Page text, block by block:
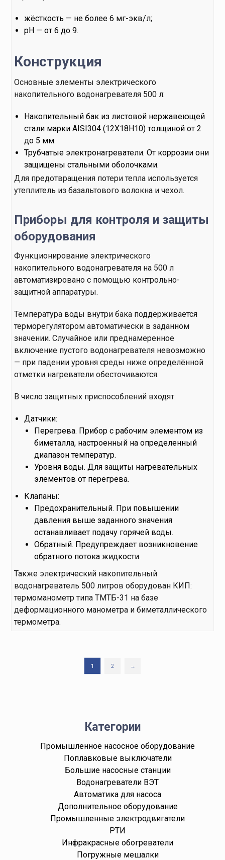
жёсткость — не более 6 мг-экв/л;
pH — от 6 до 9.
Конструкция
Основные элементы электрического
накопительного водонагревателя 500 л:
Накопительный бак из листовой нержавеющей
стали марки AISI304 (12X18H10) толщиной от 2
до 5 мм.
Трубчатые электронагреватели. От коррозии они
защищены стальными оболочками.
Для предотвращения потери тепла используется
утеплитель из базальтового волокна и чехол.
Приборы для контроля и защиты
оборудования
Функционирование электрического
накопительного водонагревателя на 500 л
автоматизировано с помощью контрольно-
защитной аппаратуры.
Температура воды внутри бака поддерживается
терморегулятором автоматически в заданном
значении. Случайное или преднамеренное
включение пустого водонагревателя невозможно
— при падении уровня среды ниже определённой
отметки нагреватели обесточиваются.
В число защитных приспособлений входят:
Датчики:
Перегрева. Прибор с рабочим элементом из
биметалла, настроенный на определенный
диапазон температур.
Уровня воды. Для защиты нагревательных
элементов от перегрева.
Клапаны:
Предохранительный. При повышении
давления выше заданного значения
останавливает подачу горячей воды.
Обратный. Предупреждает возникновение
обратного потока жидкости.
Также электрический накопительный
водонагреватель 500 литров оборудован КИП:
термоманометр типа ТМТБ-31 на базе
деформационного манометра и биметаллического
термометра.
1 2 →
Категории
Промышленное насосное оборудование
Поплавковые выключатели
Большие насосные станции
Водонагреватели ВЭТ
Автоматика для насоса
Дополнительное оборудование
Промышленные электродвигатели
РТИ
Инфракрасные обогреватели
Погружные мешалки